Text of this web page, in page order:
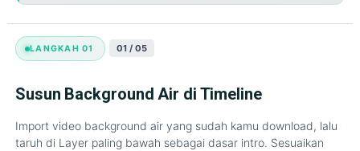
LANGKAH 01 01 / 05
Susun Background Air di Timeline
Import video background air yang sudah kamu download, lalu
taruh di Layer paling bawah sebagai dasar intro. Sesuaikan